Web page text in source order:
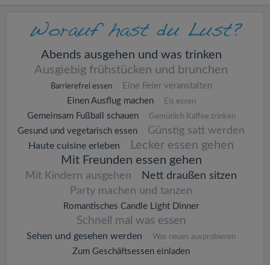
Abends ausgehen und was trinken
Ausgiebig frühstücken und brunchen
Barrierefrei essen
Eine Feier veranstalten
Einen Ausflug machen
Eis essen
Gemeinsam Fußball schauen Gemütlich Kaffee trinken
Gesund und vegetarisch essen Günstig satt werden
Haute cuisine erleben
Lecker essen gehen
Mit Freunden essen gehen
Mit Kindern ausgehen
Nett draußen sitzen
Party machen und tanzen
Romantisches Candle Light Dinner
Schnell mal was essen
Sehen und gesehen werden Was neues ausprobieren
Zum Geschäftsessen einladen
n